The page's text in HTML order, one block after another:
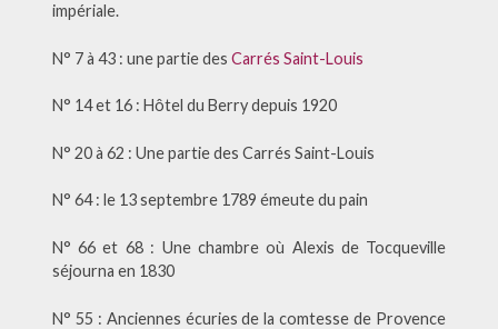
impériale.
N° 7 à 43 : une partie des Carrés Saint-Louis
N° 14 et 16 : Hôtel du Berry depuis 1920
N° 20 à 62 : Une partie des Carrés Saint-Louis
N° 64 : le 13 septembre 1789 émeute du pain
N° 66 et 68 : Une chambre où Alexis de Tocqueville
séjourna en 1830
N° 55 : Anciennes écuries de la comtesse de Provence